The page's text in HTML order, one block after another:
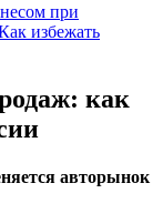
при
избежать
как
авторынок